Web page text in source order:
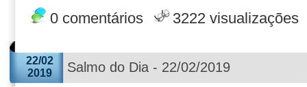
0 comentários 3222 visualizações
22/02
2019
Salmo do Dia - 22/02/2019